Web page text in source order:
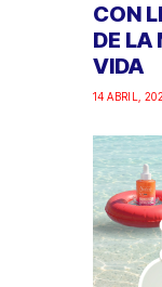
CON
DE LA
VIDA
14 ABRIL,